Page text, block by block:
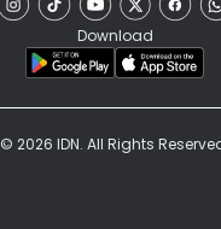
Download
© 2026 IDN. All Rights